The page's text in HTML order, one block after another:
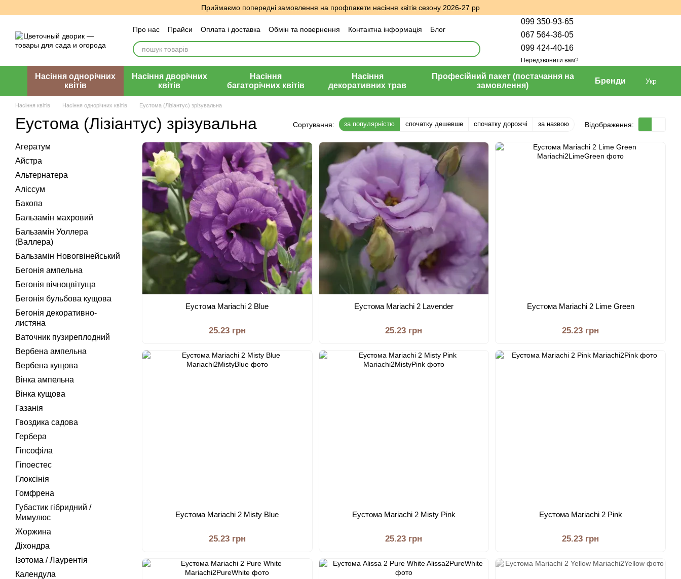
Приймаємо попередні замовлення на профпакети насіння квітів сезону 2026-27 рр
Про нас Прайси Оплата і доставка Обмін та повернення Контактна інформація
Блог
Угода користувача
Відгуки про магазин
099 350-93-65
067 564-36-05
099 424-40-16
Передзвонити вам?
Насіння однорічних
квітів
Насіння дворічних
квітів
Насіння
багаторічних квітів
Насіння
декоративних трав
Професійний пакет (постачання на
замовлення)
Бренди Укр
Насіння квітів Насіння однорічних квітів Еустома (Лізіантус) зрізувальна
Еустома (Лізіантус) зрізувальна Сортування: за популярністю спочатку дешевше спочатку дорожчі за назвою Відображення:
Еустома Mariachi 2 Blue
25.23 грн
Еустома Mariachi 2 Lavender
25.23 грн
Еустома Mariachi 2 Lime Green
25.23 грн
Еустома Mariachi 2 Misty Blue
25.23 грн
Еустома Mariachi 2 Misty Pink
25.23 грн
Еустома Mariachi 2 Pink
25.23 грн
Агератум
Айстра
Альтернатера
Алiссум
Бакопа
Бальзамiн махровий
Бальзамiн Уоллера
(Валлера)
Бальзамін Новогвінейський
Бегонiя ампельна
Бегонiя вiчноцвiтуща
Бегонія бульбова кущова
Бегонія декоративно-
листяна
Ваточник пузиреплодний
Вербена ампельна
Вербена кущова
Вінка ампельна
Вінка кущова
Газанiя
Гвоздика садова
Гербера
Гiпсофiла
Гіпоестес
Глоксiнiя
Гомфрена
Губастик гiбридний /
Мимулюс
Жоржина
Дiхондра
Iзотома / Лаурентiя
Календула